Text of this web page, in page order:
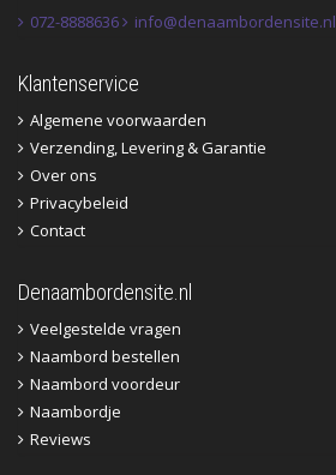
072-8888636 info@denaambordensite.nl
Klantenservice
Algemene voorwaarden
Verzending, Levering & Garantie
Over ons
Privacybeleid
Contact
Denaambordensite.nl
Veelgestelde vragen
Naambord bestellen
Naambord voordeur
Naambordje
Reviews